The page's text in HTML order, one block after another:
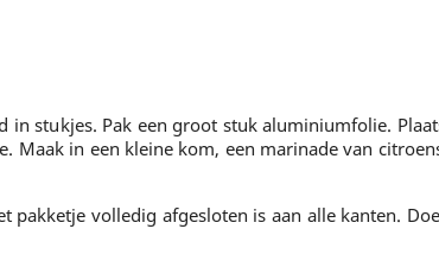
in stukjes. Pak een groot stuk aluminiumfolie.
Maak in een kleine kom, een marinade van
volledig afgesloten is aan alle kanten.